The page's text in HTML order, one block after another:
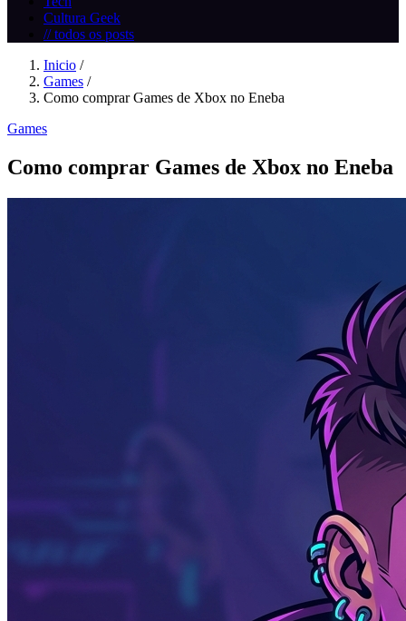
Cultura Geek
// todos os posts
Inicio /
Games /
Como comprar Games de Xbox no Eneba
Games
Como comprar Games de Xbox no Eneba